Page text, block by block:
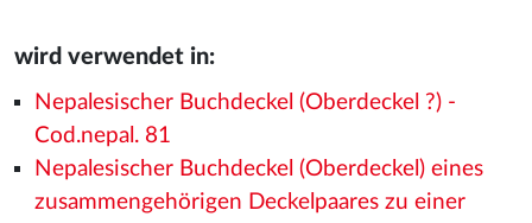
wird verwendet in:
Nepalesischer Buchdeckel (Oberdeckel ?) -
Cod.nepal. 81
Nepalesischer Buchdeckel (Oberdeckel) eines
zusammengehörigen Deckelpaares zu einer